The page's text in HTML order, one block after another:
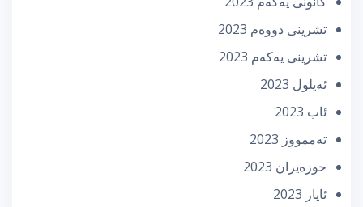
تشرینی دووه‌م 2023
تشرینی یه‌كه‌م 2023
ئه‌یلول 2023
ئاب 2023
تەممووز 2023
حوزه‌یران 2023
ئایار 2023